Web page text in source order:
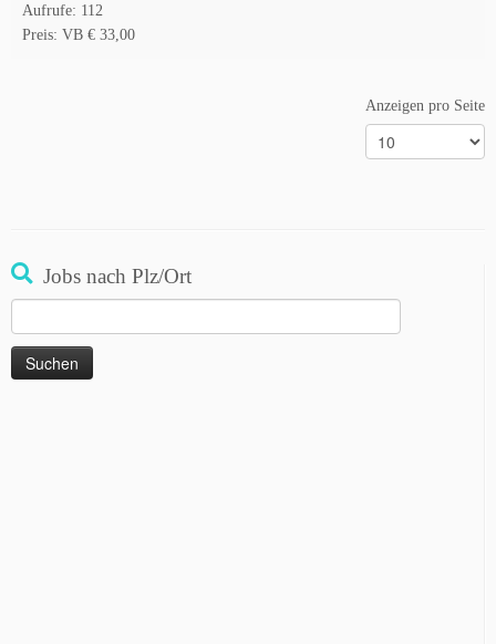
Aufrufe: 112
Preis: VB € 33,00
Anzeigen pro Seite
Jobs nach Plz/Ort
nach: